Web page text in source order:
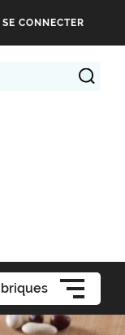
SE CONNECTER